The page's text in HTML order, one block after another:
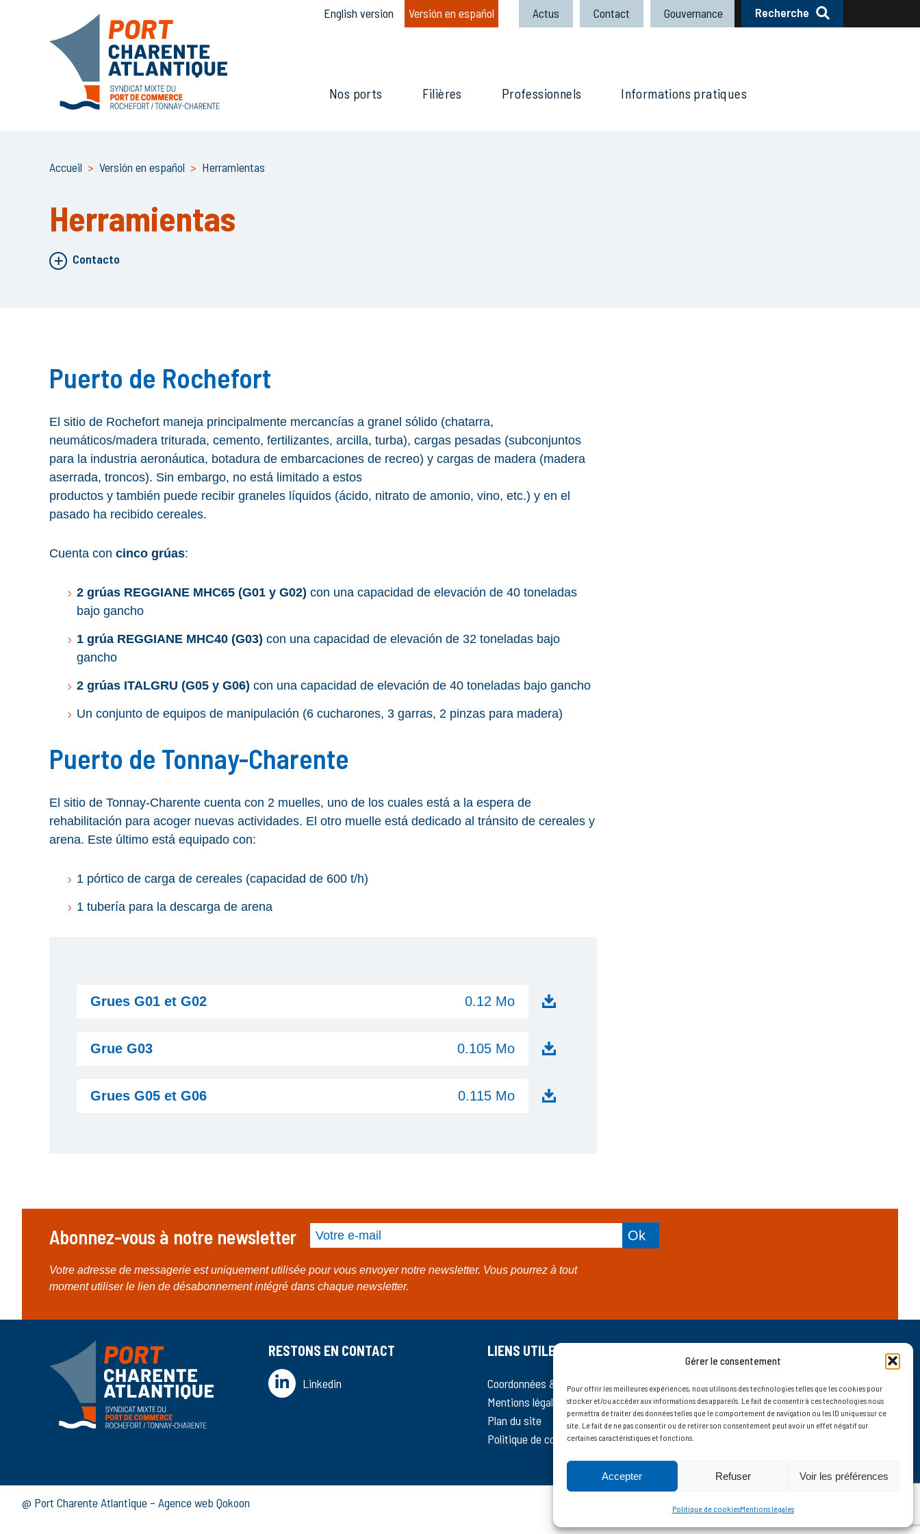
Gérer le consentement
Pour offrir les meilleures expériences, nous utilisons des technologies telles que les cookies pour
stocker et/ou accéder aux informations des appareils. Le fait de consentir à ces technologies nous
permettra de traiter des données telles que le comportement de navigation ou les ID uniques sur ce
site. Le fait de ne pas consentir ou de retirer son consentement peut avoir un effet négatif sur
certaines caractéristiques et fonctions.
Accepter Refuser Voir les préférences
Politique de cookiesMentions légales
Recherche
English version Versión en español Actus Contact Gouvernance
Nos ports Filières Professionnels Informations pratiques
Accueil > Versión en español > Herramientas
Herramientas
Contacto
Puerto de Rochefort
El sitio de Rochefort maneja principalmente mercancías a granel sólido (chatarra,
neumáticos/madera triturada, cemento, fertilizantes, arcilla, turba), cargas pesadas (subconjuntos
para la industria aeronáutica, botadura de embarcaciones de recreo) y cargas de madera (madera
aserrada, troncos). Sin embargo, no está limitado a estos
productos y también puede recibir graneles líquidos (ácido, nitrato de amonio, vino, etc.) y en el
pasado ha recibido cereales.
Cuenta con cinco grúas:
2 grúas REGGIANE MHC65 (G01 y G02) con una capacidad de elevación de 40 toneladas
bajo gancho
1 grúa REGGIANE MHC40 (G03) con una capacidad de elevación de 32 toneladas bajo
gancho
2 grúas ITALGRU (G05 y G06) con una capacidad de elevación de 40 toneladas bajo gancho
Un conjunto de equipos de manipulación (6 cucharones, 3 garras, 2 pinzas para madera)
Puerto de Tonnay-Charente
El sitio de Tonnay-Charente cuenta con 2 muelles, uno de los cuales está a la espera de
rehabilitación para acoger nuevas actividades. El otro muelle está dedicado al tránsito de cereales y
arena. Este último está equipado con:
1 pórtico de carga de cereales (capacidad de 600 t/h)
1 tubería para la descarga de arena
Grues G01 et G02 0.12 Mo
Grue G03 0.105 Mo
Grues G05 et G06 0.115 Mo
Abonnez-vous à notre newsletter Entrez votre adresse mail
Votre adresse de messagerie est uniquement utilisée pour vous envoyer notre newsletter. Vous pourrez à tout
moment utiliser le lien de désabonnement intégré dans chaque newsletter.
RESTONS EN CONTACT
Linkedin
LIENS UTILES
Coordonnées & contact
Mentions légales
Plan du site
Politique de cookies (UE)
@ Port Charente Atlantique – Agence web Qokoon